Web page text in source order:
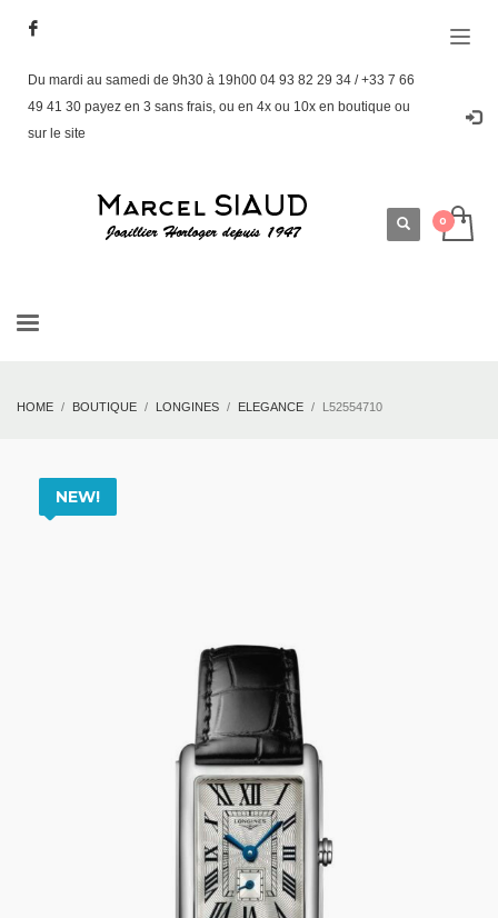
Du mardi au samedi de 9h30 à 19h00 04 93 82 29 34 / +33 7 66
49 41 30 payez en 3 sans frais, ou en 4x ou 10x en boutique ou
sur le site
HOME BOUTIQUE LONGINES ELEGANCE L52554710
NEW!